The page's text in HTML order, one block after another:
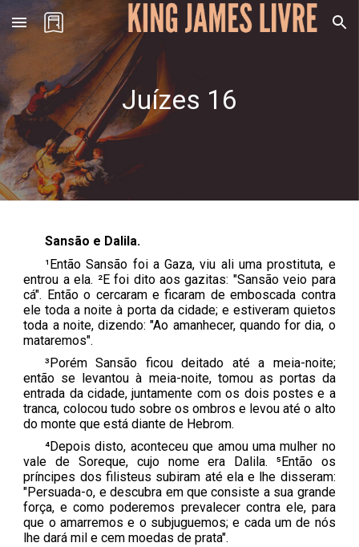
Skip to main content Skip to navigation
Juízes 1 6
Sansão e Dalila.
¹Então Sansão foi a Gaza, viu ali uma prostituta, e
entrou a ela. ²E foi dito aos gazitas: "Sansão veio para
cá". Então o cercaram e ficaram de emboscada contra
ele toda a noite à porta da cidade; e estiveram quietos
toda a noite, dizendo: "Ao amanhecer, quando for dia, o
mataremos".
³Porém Sansão ficou deitado até a meia-noite;
então se levantou à meia-noite, tomou as portas da
entrada da cidade, juntamente com os dois postes e a
tranca, colocou tudo sobre os ombros e levou até o alto
do monte que está diante de Hebrom.
⁴Depois disto, aconteceu que amou uma mulher no
vale de Soreque, cujo nome era Dalila. ⁵Então os
príncipes dos filisteus subiram até ela e lhe disseram:
"Persuada-o, e descubra em que consiste a sua grande
força, e como poderemos prevalecer contra ele, para
que o amarremos e o subjuguemos; e cada um de nós
lhe dará mil e cem moedas de prata".